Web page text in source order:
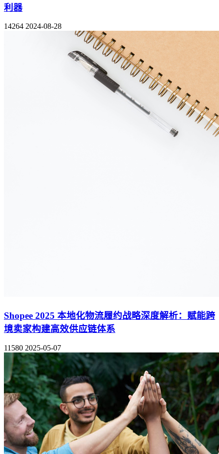
利器
14264 2024-08-28
Shopee 2025 本地化物流履约战略深度解析：赋能跨
境卖家构建高效供应链体系
11580 2025-05-07